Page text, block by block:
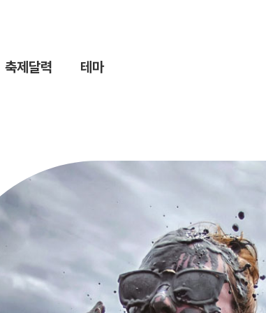
축제달력 테마